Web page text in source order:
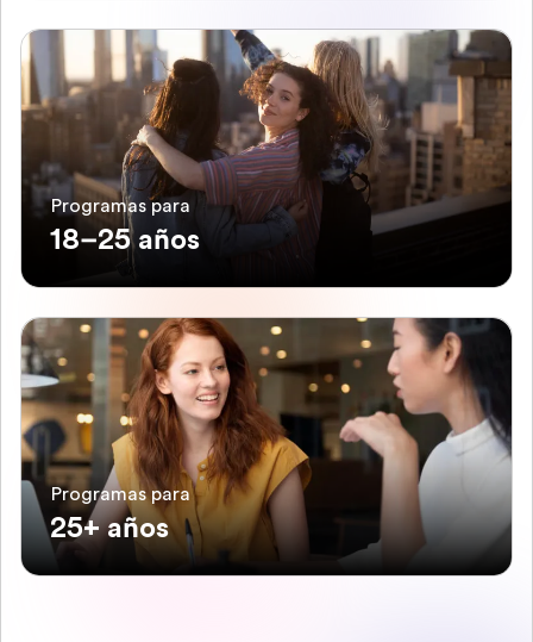
Programas para
18–25 años
Programas para
25+ años